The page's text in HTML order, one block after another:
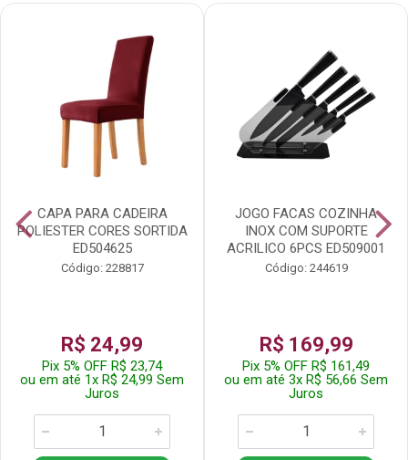
CAPA PARA CADEIRA
POLIESTER CORES SORTIDA
ED504625
Código: 228817
R$ 24,99
Pix 5% OFF R$ 23,74
ou em até 1x R$ 24,99 Sem
Juros
JOGO FACAS COZINHA
INOX COM SUPORTE
ACRILICO 6PCS ED509001
Código: 244619
R$ 169,99
Pix 5% OFF R$ 161,49
ou em até 3x R$ 56,66 Sem
Juros